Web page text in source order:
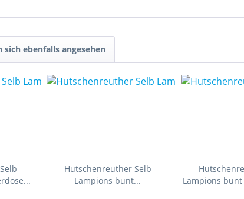
sich ebenfalls angesehen
Hutschenreuther Selb
Lampions bunt...
Lampions bunt